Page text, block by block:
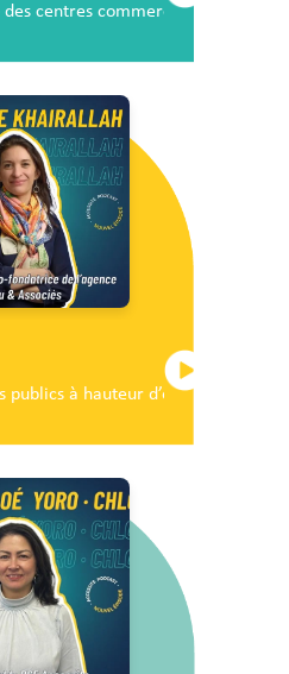
des centres commerciaux de demain
publics à hauteur d’enfants